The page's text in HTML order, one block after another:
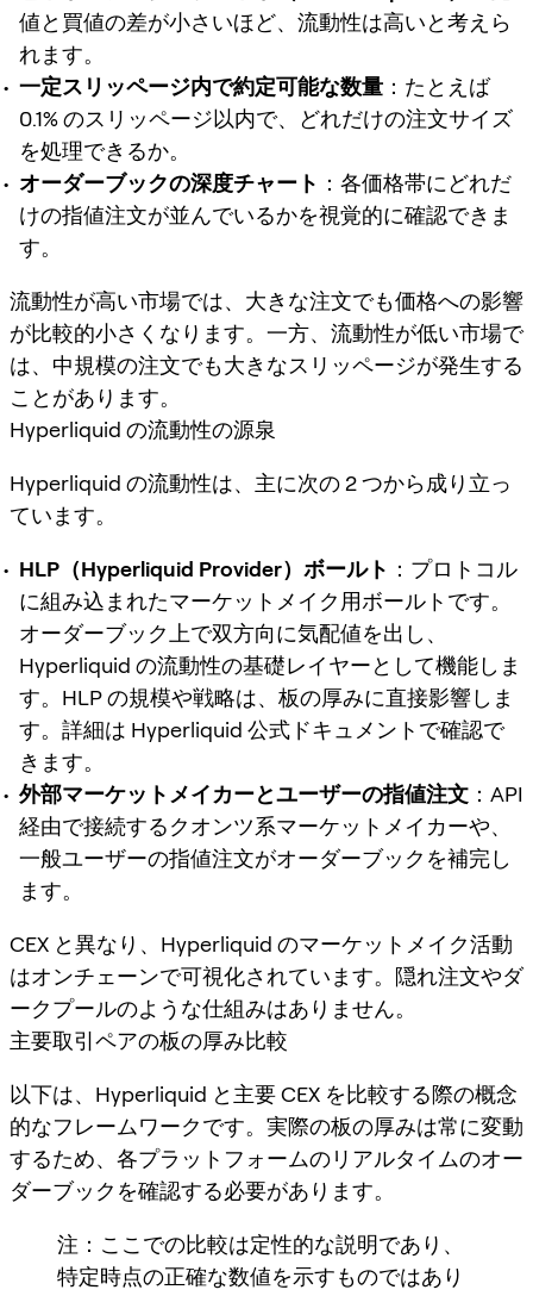
値と買値の差が小さいほど、流動性は高いと考えら
れます。
一定スリッページ内で約定可能な数量 ：たとえば
0.1% のスリッページ以内で、どれだけの注文サイズ
を処理できるか。
オーダーブックの深度チャート ：各価格帯にどれだ
けの指値注文が並んでいるかを視覚的に確認できま
す。
流動性が高い市場では、大きな注文でも価格への影響
が比較的小さくなります。一方、流動性が低い市場で
は、中規模の注文でも大きなスリッページが発生する
ことがあります。
Hyperliquid の流動性の源泉
Hyperliquid の流動性は、主に次の 2 つから成り立っ
ています。
HLP（Hyperliquid Provider）ボールト ：プロトコル
に組み込まれたマーケットメイク用ボールトです。
オーダーブック上で双方向に気配値を出し、
Hyperliquid の流動性の基礎レイヤーとして機能しま
す。HLP の規模や戦略は、板の厚みに直接影響しま
す。詳細は Hyperliquid 公式ドキュメントで確認で
きます。
外部マーケットメイカーとユーザーの指値注文 ：API
経由で接続するクオンツ系マーケットメイカーや、
一般ユーザーの指値注文がオーダーブックを補完し
ます。
CEX と異なり、Hyperliquid のマーケットメイク活動
はオンチェーンで可視化されています。隠れ注文やダ
ークプールのような仕組みはありません。
主要取引ペアの板の厚み比較
以下は、Hyperliquid と主要 CEX を比較する際の概念
的なフレームワークです。実際の板の厚みは常に変動
するため、各プラットフォームのリアルタイムのオー
ダーブックを確認する必要があります。
注：ここでの比較は定性的な説明であり、
特定時点の正確な数値を示すものではあり